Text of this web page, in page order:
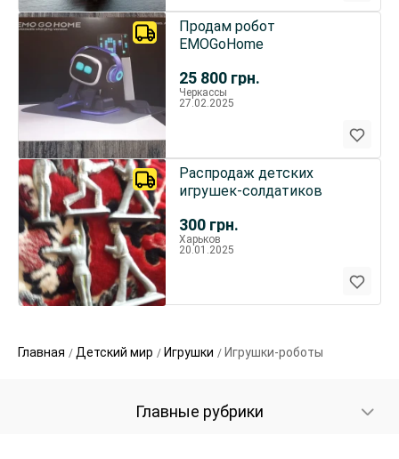
25 800 грн.
Продам робот
EMOGoHome
Черкассы
27.02.2025
300 грн.
Распродаж детских
игрушек-солдатиков
Харьков
20.01.2025
Главная Детский мир Игрушки Игрушки-роботы
Главные рубрики